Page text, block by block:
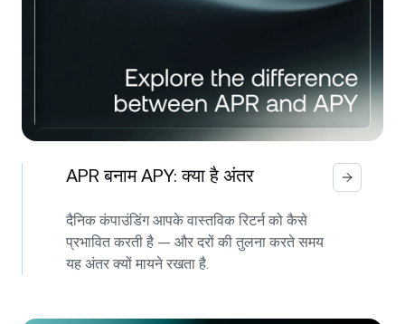
APR बनाम APY: क्या है अंतर
दैनिक कंपाउंडिंग आपके वास्तविक रिटर्न को कैसे
प्रभावित करती है — और दरों की तुलना करते समय
यह अंतर क्यों मायने रखता है.